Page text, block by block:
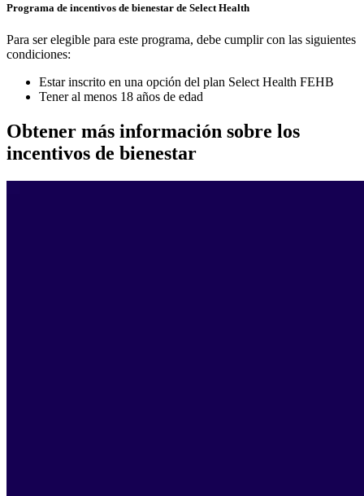
Programa de incentivos de bienestar de Select Health
Para ser elegible para este programa, debe cumplir con las siguientes
condiciones:
Estar inscrito en una opción del plan Select Health FEHB
Tener al menos 18 años de edad
Obtener más información sobre los
incentivos de bienestar